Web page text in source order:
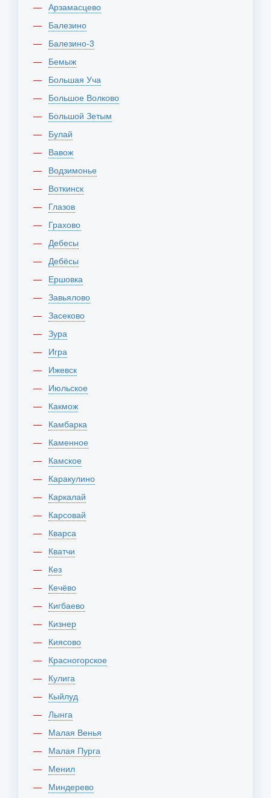
Арзамасцево
Балезино
Балезино-3
Бемыж
Большая Уча
Большое Волково
Большой Зетым
Булай
Вавож
Водзимонье
Воткинск
Глазов
Грахово
Дебесы
Дебёсы
Ершовка
Завьялово
Засеково
Зура
Игра
Ижевск
Июльское
Какмож
Камбарка
Каменное
Камское
Каракулино
Каркалай
Карсовай
Кварса
Кватчи
Кез
Кечёво
Кигбаево
Кизнер
Киясово
Красногорское
Кулига
Кыйлуд
Лынга
Малая Венья
Малая Пурга
Менил
Миндерево